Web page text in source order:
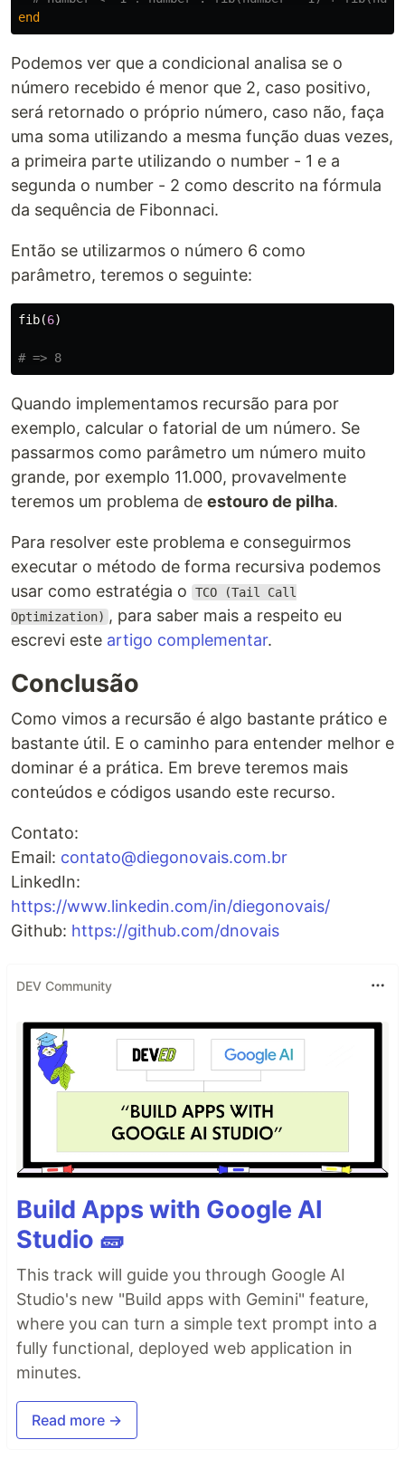
end
Podemos ver que a condicional analisa se o
número recebido é menor que 2, caso positivo,
será retornado o próprio número, caso não, faça
uma soma utilizando a mesma função duas vezes,
a primeira parte utilizando o number - 1 e a
segunda o number - 2 como descrito na fórmula
da sequência de Fibonnaci.
Então se utilizarmos o número 6 como
parâmetro, teremos o seguinte:
fib(6)
# => 8
Quando implementamos recursão para por
exemplo, calcular o fatorial de um número. Se
passarmos como parâmetro um número muito
grande, por exemplo 11.000, provavelmente
teremos um problema de estouro de pilha.
Para resolver este problema e conseguirmos
executar o método de forma recursiva podemos
usar como estratégia o
TCO (Tail Call
Optimization) , para saber mais a respeito eu
escrevi este artigo complementar.
Conclusão
Como vimos a recursão é algo bastante prático e
bastante útil. E o caminho para entender melhor e
dominar é a prática. Em breve teremos mais
conteúdos e códigos usando este recurso.
Contato:
Email: contato@diegonovais.com.br
LinkedIn:
https://www.linkedin.com/in/diegonovais/
Github: https://github.com/dnovais
DEV Community
Build Apps with Google AI
Studio 🧱
This track will guide you through Google AI
Studio's new "Build apps with Gemini" feature,
where you can turn a simple text prompt into a
fully functional, deployed web application in
minutes.
Read more →